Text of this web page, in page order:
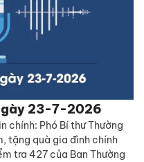
23-7-2026
chính: Phó Bí thư Thường
tặng quà gia đình chính
tra 427 của Ban Thường